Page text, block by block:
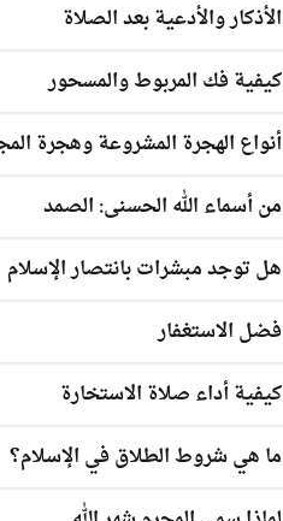
الأذكار والأدعية بعد الصلاة
كيفية فك المربوط والمسحور
أنواع الهجرة المشروعة وهجرة
من أسماء الله الحسنى: الصمد
هل توجد مبشرات بانتصار الإسلام
فضل الاستغفار
كيفية أداء صلاة الاستخارة
ما هي شروط الطلاق في الإسلام؟